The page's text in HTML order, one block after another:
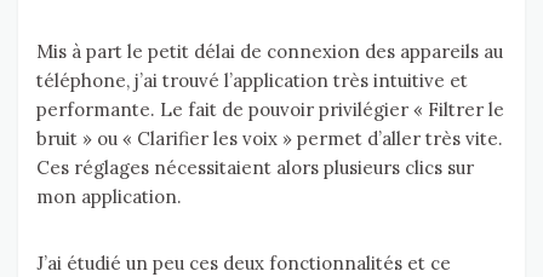
Mis à part le petit délai de connexion des appareils au
téléphone, j’ai trouvé l’application très intuitive et
performante. Le fait de pouvoir privilégier « Filtrer le
bruit » ou « Clarifier les voix » permet d’aller très vite.
Ces réglages nécessitaient alors plusieurs clics sur
mon application.
J’ai étudié un peu ces deux fonctionnalités et ce